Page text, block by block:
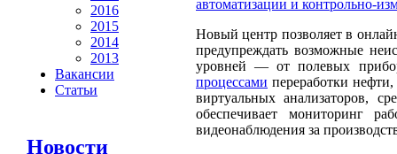
2016
2015
2014
2013
Вакансии
Статьи
Новости
автоматизации и контрольно-
Новый центр позволяет в
предупреждать возможные
уровней — от полевых
процессами переработки
виртуальных анализаторов,
обеспечивает мониторинг
видеонаблюдения за